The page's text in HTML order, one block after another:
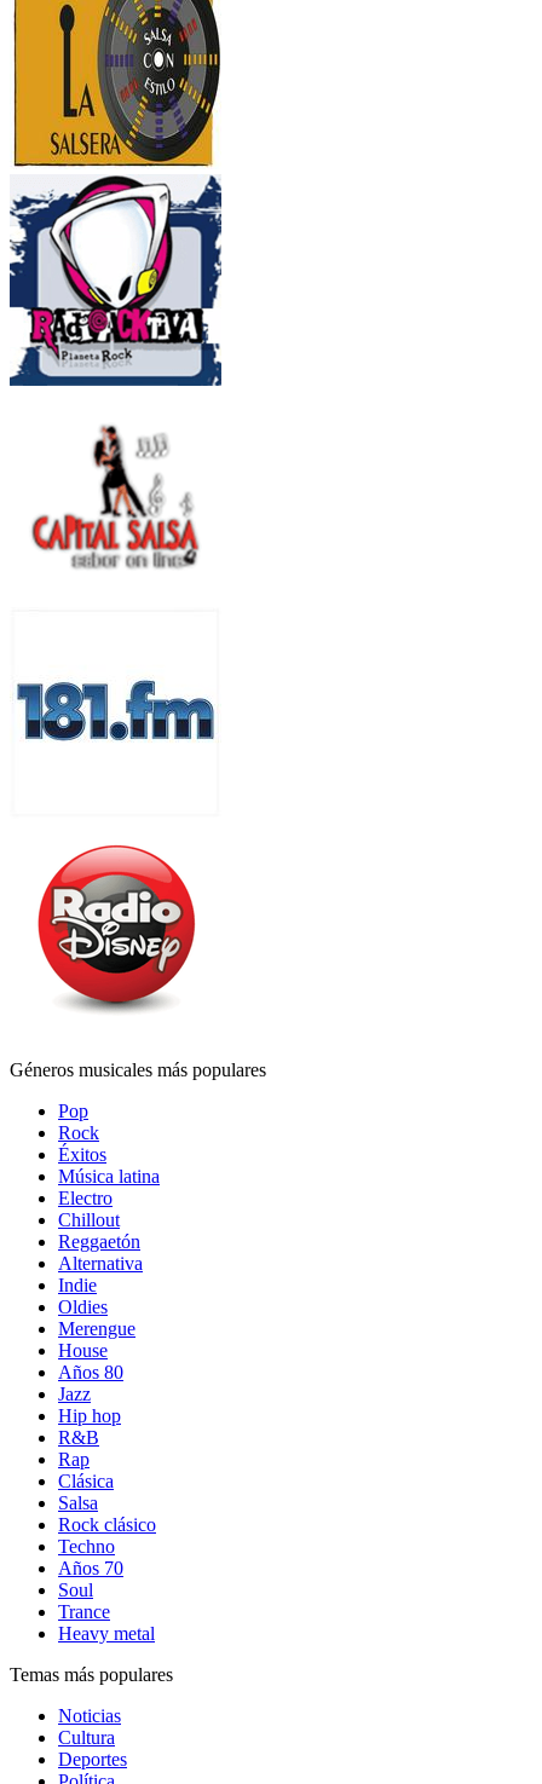
Géneros musicales más populares
Pop
Rock
Éxitos
Música latina
Electro
Chillout
Reggaetón
Alternativa
Indie
Oldies
Merengue
House
Años 80
Jazz
Hip hop
R&B
Rap
Clásica
Salsa
Rock clásico
Techno
Años 70
Soul
Trance
Heavy metal
Temas más populares
Noticias
Cultura
Deportes